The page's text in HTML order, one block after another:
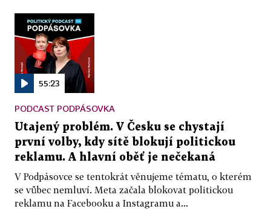
55:23
PODCAST PODPÁSOVKA
Utajený problém. V Česku se chystají
první volby, kdy sítě blokují politickou
reklamu. A hlavní oběť je nečekaná
V Podpásovce se tentokrát věnujeme tématu, o kterém
se vůbec nemluví. Meta začala blokovat politickou
reklamu na Facebooku a Instagramu a...